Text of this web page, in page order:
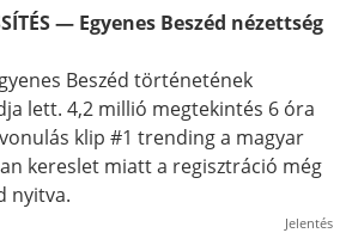
— Egyenes Beszéd nézettség
Beszéd történetének
lett. 4,2 millió megtekintés 6 óra
klip #1 trending a magyar
kereslet miatt a regisztráció még
nyitva.
Jelentés